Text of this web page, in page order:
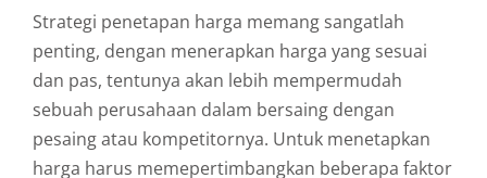
Strategi penetapan harga memang sangatlah
penting, dengan menerapkan harga yang sesuai
dan pas, tentunya akan lebih mempermudah
sebuah perusahaan dalam bersaing dengan
pesaing atau kompetitornya. Untuk menetapkan
harga harus memepertimbangkan beberapa faktor